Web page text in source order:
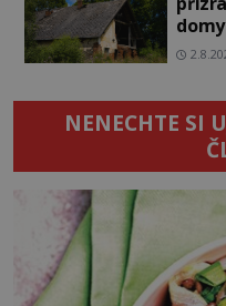
NENECHTE SI